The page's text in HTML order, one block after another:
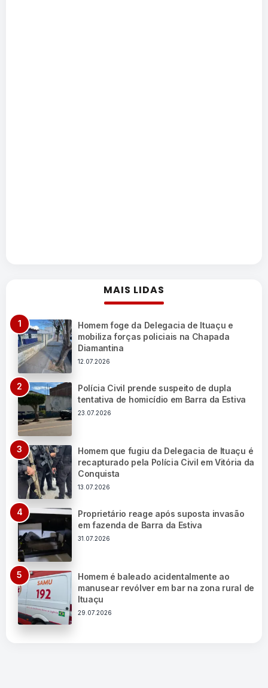
MAIS LIDAS
Homem foge da Delegacia de Ituaçu e
mobiliza forças policiais na Chapada
Diamantina
12.07.2026
Polícia Civil prende suspeito de dupla
tentativa de homicídio em Barra da Estiva
23.07.2026
Homem que fugiu da Delegacia de Ituaçu é
recapturado pela Polícia Civil em Vitória da
Conquista
13.07.2026
Proprietário reage após suposta invasão
em fazenda de Barra da Estiva
31.07.2026
Homem é baleado acidentalmente ao
manusear revólver em bar na zona rural de
Ituaçu
29.07.2026